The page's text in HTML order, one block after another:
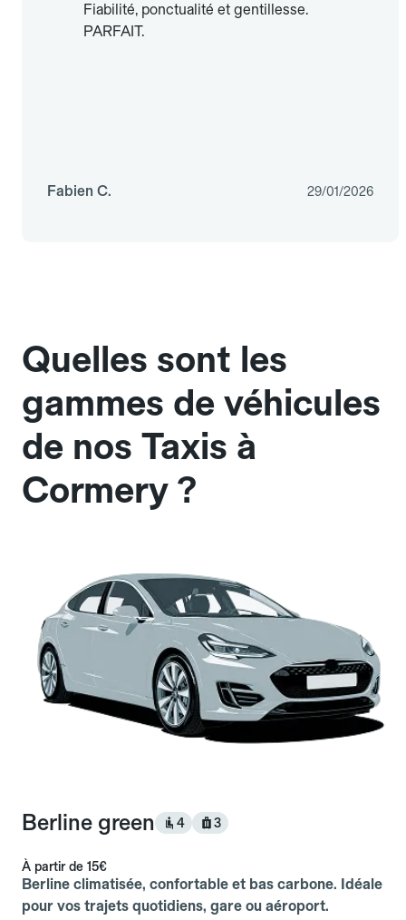
Fiabilité, ponctualité et gentillesse.
PARFAIT.
Fabien C. 29/01/2026
Quelles sont les
gammes de véhicules
de nos Taxis à
Cormery ?
Berline green 4 3
À partir de 15€
Berline climatisée, confortable et bas carbone. Idéale
pour vos trajets quotidiens, gare ou aéroport.